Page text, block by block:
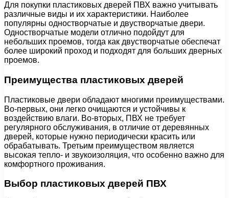
Для покупки пластиковых дверей ПВХ важно учитывать
различные виды и их характеристики. Наиболее
популярны одностворчатые и двустворчатые двери.
Одностворчатые модели отлично подойдут для
небольших проемов, тогда как двустворчатые обеспечат
более широкий проход и подходят для больших дверных
проемов.
Преимущества пластиковых дверей
Пластиковые двери обладают многими преимуществами.
Во-первых, они легко очищаются и устойчивы к
воздействию влаги. Во-вторых, ПВХ не требует
регулярного обслуживания, в отличие от деревянных
дверей, которые нужно периодически красить или
обрабатывать. Третьим преимуществом является
высокая тепло- и звукоизоляция, что особенно важно для
комфортного проживания.
Выбор пластиковых дверей ПВХ